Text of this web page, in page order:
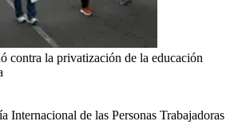
contra la privatización de la educación
Internacional de las Personas Trabajadoras